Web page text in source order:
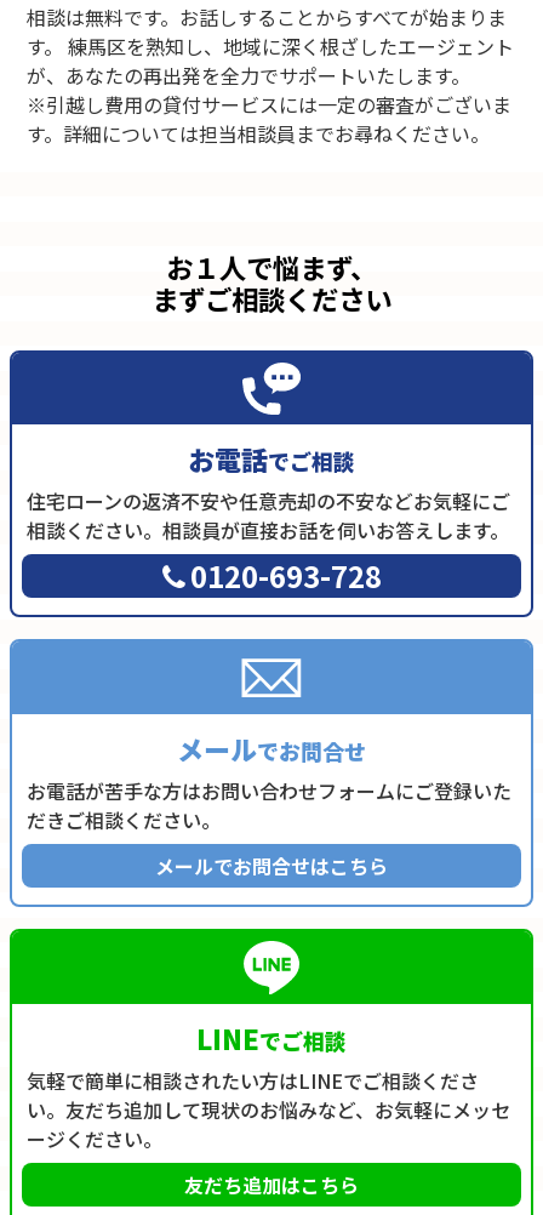
相談は無料です。お話しすることからすべてが始まりま
す。 練馬区を熟知し、地域に深く根ざしたエージェント
が、あなたの再出発を全力でサポートいたします。
※引越し費用の貸付サービスには一定の審査がございま
す。詳細については担当相談員までお尋ねください。
お１人で悩まず、
まずご相談ください
お電話でご相談
住宅ローンの返済不安や任意売却の不安などお気軽にご
相談ください。相談員が直接お話を伺いお答えします。
0120-693-728
メールでお問合せ
お電話が苦手な方はお問い合わせフォームにご登録いた
だきご相談ください。
メールでお問合せはこちら
LINEでご相談
気軽で簡単に相談されたい方はLINEでご相談くださ
い。友だち追加して現状のお悩みなど、お気軽にメッセ
ージください。
友だち追加はこちら